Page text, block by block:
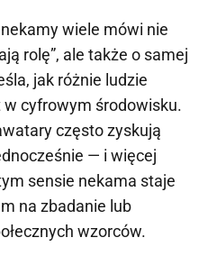
wiele mówi nie
rolę”, ale także o samej
jak różnie ludzie
w cyfrowym środowisku.
często zyskują
— i więcej
sensie nekama staje
na zbadanie lub
wzorców.